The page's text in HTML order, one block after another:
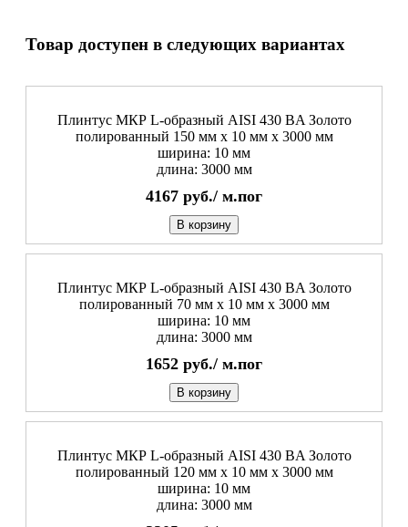
Товар доступен в следующих вариантах
Плинтус МКР L-образный AISI 430 BA Золото
полированный 150 мм x 10 мм х 3000 мм
ширина: 10 мм
длина: 3000 мм
4167 руб./ м.пог
В корзину
Плинтус МКР L-образный AISI 430 BA Золото
полированный 70 мм x 10 мм х 3000 мм
ширина: 10 мм
длина: 3000 мм
1652 руб./ м.пог
В корзину
Плинтус МКР L-образный AISI 430 BA Золото
полированный 120 мм x 10 мм х 3000 мм
ширина: 10 мм
длина: 3000 мм